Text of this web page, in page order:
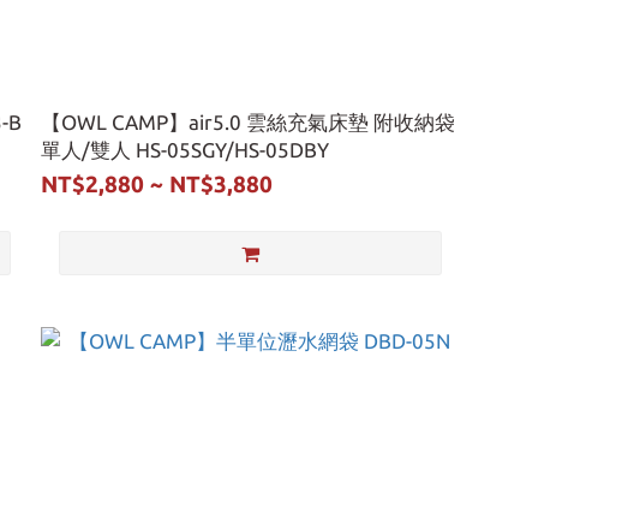
B
【OWL CAMP】air5.0 雲絲充氣床墊 附收納袋
單人/雙人 HS-05SGY/HS-05DBY
NT$2,880 ~ NT$3,880